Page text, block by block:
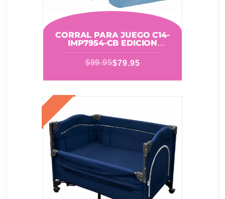
CORRAL PARA JUEGO C14-
IMP7954-CB EDICION
BALLENA CELESTE
$99.95$79.95